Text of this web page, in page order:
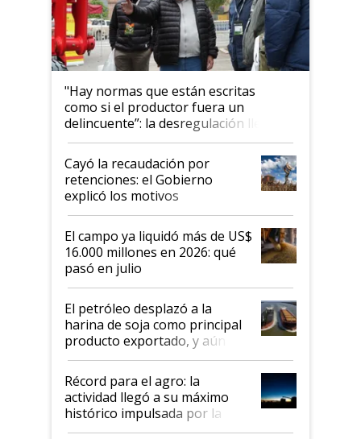
"Hay normas que están escritas
como si el productor fuera un
delincuente”: la desregulación llegó
al Congreso Aapresid y hasta se
habló del financiamiento al IPCVA
Cayó la recaudación por
retenciones: el Gobierno
explicó los motivos
El campo ya liquidó más de US$
16.000 millones en 2026: qué
pasó en julio
El petróleo desplazó a la
harina de soja como principal
producto exportado, y aún así
el agro aportó casi seis de cada
diez dólares y sostuvo el
liderazgo en un semestre
récord
Récord para el agro: la
actividad llegó a su máximo
histórico impulsada por la
cosecha y las exportaciones